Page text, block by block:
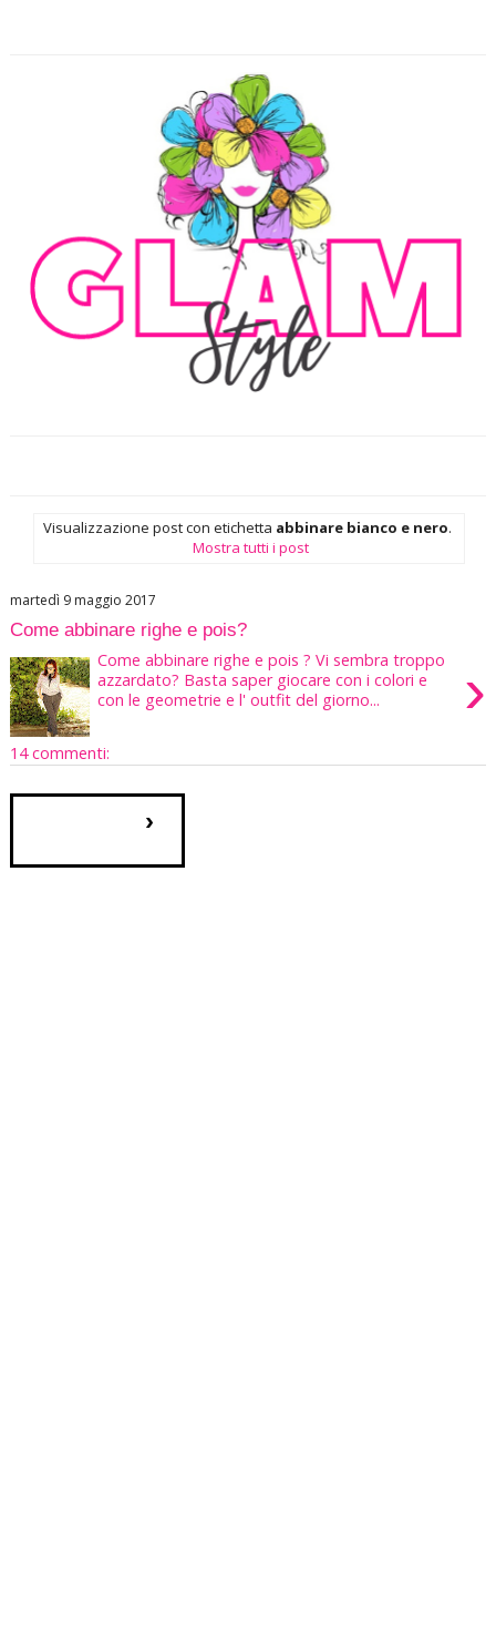
Visualizzazione post con etichetta abbinare bianco e nero.
Mostra tutti i post
martedì 9 maggio 2017
Come abbinare righe e pois?
›
Come abbinare righe e pois ? Vi sembra troppo
azzardato? Basta saper giocare con i colori e
con le geometrie e l' outfit del giorno...
14 commenti:
›